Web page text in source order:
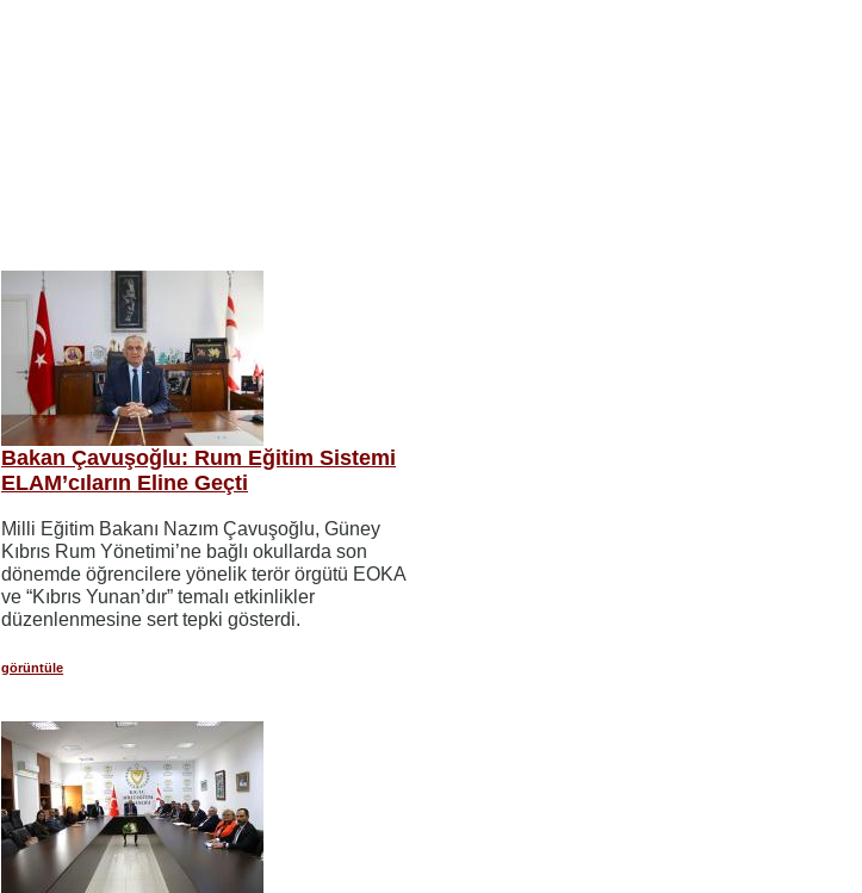
Bakan Çavuşoğlu: Rum Eğitim Sistemi
ELAM’cıların Eline Geçti
Milli Eğitim Bakanı Nazım Çavuşoğlu, Güney
Kıbrıs Rum Yönetimi’ne bağlı okullarda son
dönemde öğrencilere yönelik terör örgütü EOKA
ve “Kıbrıs Yunan’dır” temalı etkinlikler
düzenlenmesine sert tepki gösterdi.
görüntüle